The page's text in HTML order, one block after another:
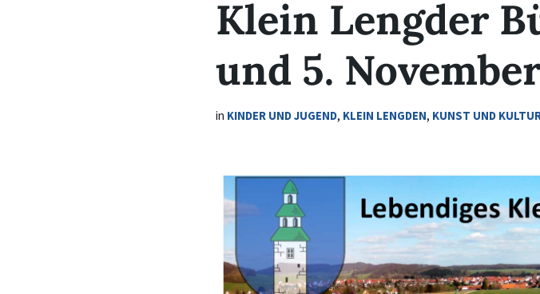
Klein Lengder
und 5.
in KINDER UND JUGEND, KLEIN LENGDEN, KUNST UND